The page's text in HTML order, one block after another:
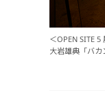
＜OPEN SITE 5
大岩雄典「バカ